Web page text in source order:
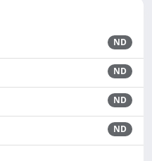
ND
ND
ND
ND